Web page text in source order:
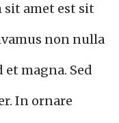
amet est sit
non nulla
magna. Sed
In ornare